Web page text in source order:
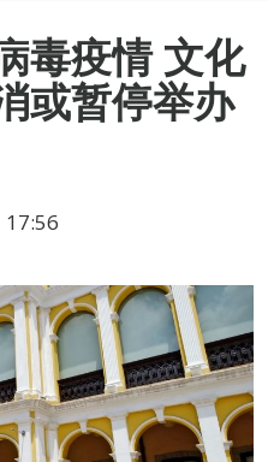
毒疫情 文化
或暂停举办
17:56